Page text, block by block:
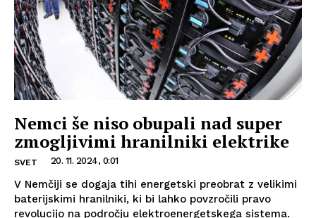
Nemci še niso obupali nad super
zmogljivimi hranilniki elektrike
SVET 20. 11. 2024, 0:01
V Nemčiji se dogaja tihi energetski preobrat z velikimi
baterijskimi hranilniki, ki bi lahko povzročili pravo
revolucijo na področju elektroenergetskega sistema.